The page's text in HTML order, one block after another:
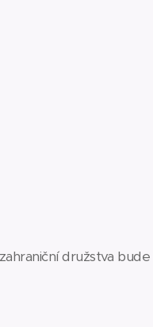
družstva bude